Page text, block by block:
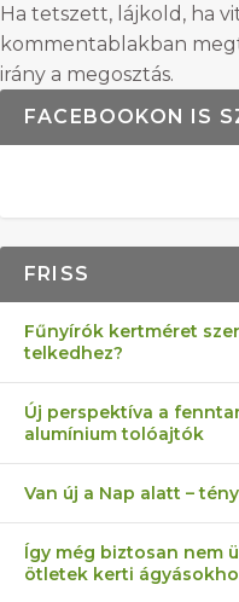
Ha tetszett, lájkold, ha
kommentablakban
irány a megosztás.
FACEBOOKON IS
FRISS
Fűnyírók kertméret
telkedhez?
Új perspektíva a
alumínium tolóajtók
Van új a Nap alatt –
Így még biztosan nem
ötletek kerti